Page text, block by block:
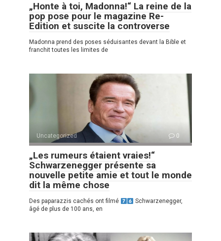
„Honte à toi, Madonna!“ La reine de la
pop pose pour le magazine Re-
Edition et suscite la controverse
Madonna prend des poses séduisantes devant la Bible et
franchit toutes les limites de
Uncategorized 0
„Les rumeurs étaient vraies!“
Schwarzenegger présente sa
nouvelle petite amie et tout le monde
dit la même chose
Des paparazzis cachés ont filmé
Schwarzenegger,
âgé de plus de 100 ans, en